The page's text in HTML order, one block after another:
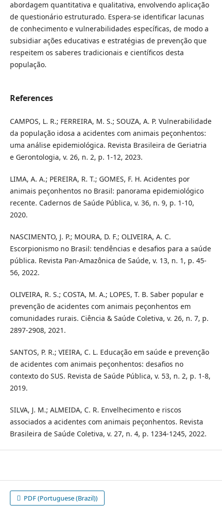
abordagem quantitativa e qualitativa, envolvendo aplicação
de questionário estruturado. Espera-se identificar lacunas
de conhecimento e vulnerabilidades específicas, de modo a
subsidiar ações educativas e estratégias de prevenção que
respeitem os saberes tradicionais e científicos desta
população.
References
CAMPOS, L. R.; FERREIRA, M. S.; SOUZA, A. P. Vulnerabilidade
da população idosa a acidentes com animais peçonhentos:
uma análise epidemiológica. Revista Brasileira de Geriatria
e Gerontologia, v. 26, n. 2, p. 1-12, 2023.
LIMA, A. A.; PEREIRA, R. T.; GOMES, F. H. Acidentes por
animais peçonhentos no Brasil: panorama epidemiológico
recente. Cadernos de Saúde Pública, v. 36, n. 9, p. 1-10,
2020.
NASCIMENTO, J. P.; MOURA, D. F.; OLIVEIRA, A. C.
Escorpionismo no Brasil: tendências e desafios para a saúde
pública. Revista Pan-Amazônica de Saúde, v. 13, n. 1, p. 45-
56, 2022.
OLIVEIRA, R. S.; COSTA, M. A.; LOPES, T. B. Saber popular e
prevenção de acidentes com animais peçonhentos em
comunidades rurais. Ciência & Saúde Coletiva, v. 26, n. 7, p.
2897-2908, 2021.
SANTOS, P. R.; VIEIRA, C. L. Educação em saúde e prevenção
de acidentes com animais peçonhentos: desafios no
contexto do SUS. Revista de Saúde Pública, v. 53, n. 2, p. 1-8,
2019.
SILVA, J. M.; ALMEIDA, C. R. Envelhecimento e riscos
associados a acidentes com animais peçonhentos. Revista
Brasileira de Saúde Coletiva, v. 27, n. 4, p. 1234-1245, 2022.
PDF (Portuguese (Brazil))